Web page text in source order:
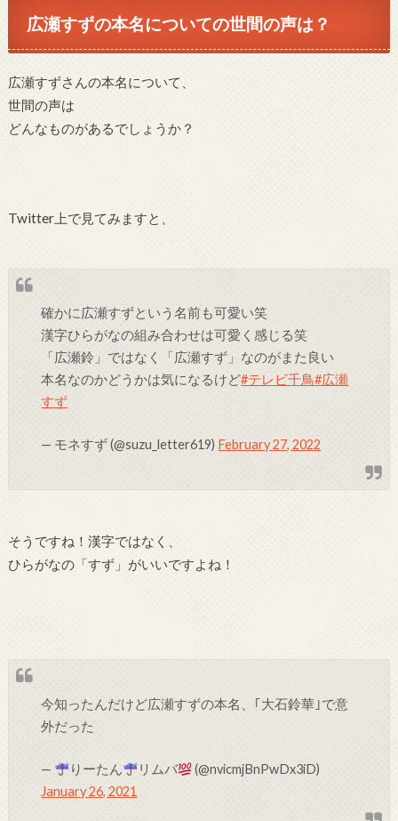
広瀬すずの本名についての世間の声は？
広瀬すずさんの本名について、
世間の声は
どんなものがあるでしょうか？
Twitter上で見てみますと、
確かに広瀬すずという名前も可愛い笑
漢字ひらがなの組み合わせは可愛く感じる笑
「広瀬鈴」ではなく「広瀬すず」なのがまた良い
本名なのかどうかは気になるけど#テレビ千鳥#広瀬
すず
— モネすず (@suzu_letter619) February 27, 2022
そうですね！漢字ではなく、
ひらがなの「すず」がいいですよね！
今知ったんだけど広瀬すずの本名、｢大石鈴華｣で意
外だった
— りーたん リムバ
(@nvicmjBnPwDx3iD)
January 26, 2021